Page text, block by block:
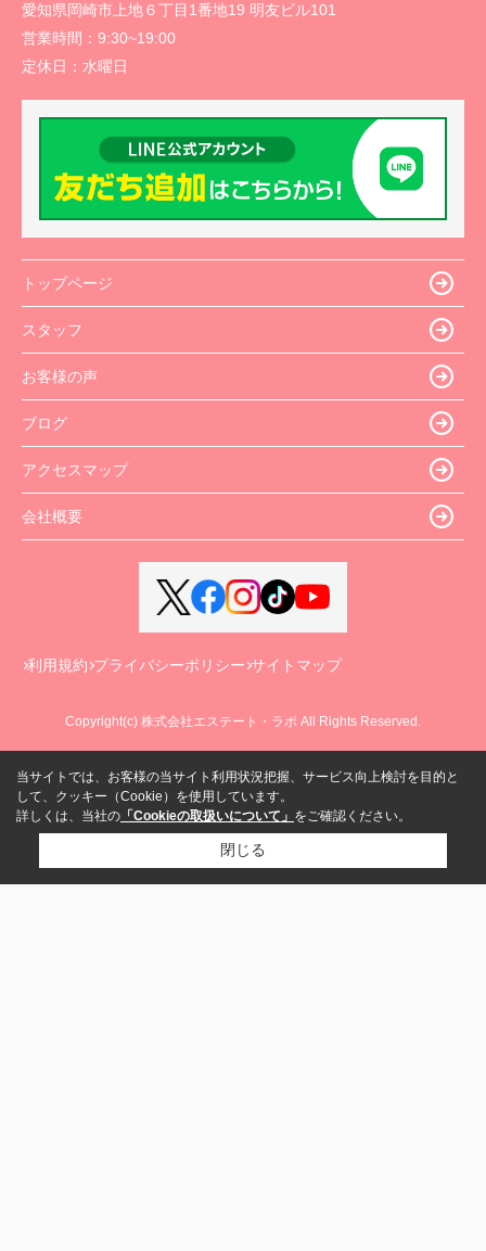
愛知県岡崎市上地６丁目1番地19 明友ビル101
営業時間： 9:30~19:00
定休日： 水曜日
トップページ
スタッフ
お客様の声
ブログ
アクセスマップ
会社概要
利用規約 プライバシーポリシー サイトマップ
Copyright(c) 株式会社エステート・ラボ All Rights Reserved.
当サイトでは、お客様の当サイト利用状況把握、サービス向上検討を目的と
して、クッキー（Cookie）を使用しています。
詳しくは、当社の 「Cookieの取扱いについて」 をご確認ください。
閉じる